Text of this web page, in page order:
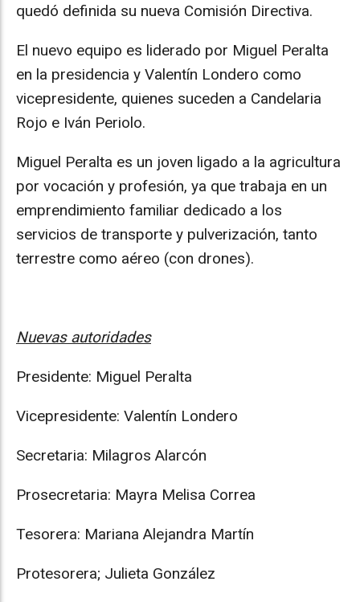
quedó definida su nueva Comisión Directiva.
El nuevo equipo es liderado por Miguel Peralta
en la presidencia y Valentín Londero como
vicepresidente, quienes suceden a Candelaria
Rojo e Iván Periolo.
Miguel Peralta es un joven ligado a la agricultura
por vocación y profesión, ya que trabaja en un
emprendimiento familiar dedicado a los
servicios de transporte y pulverización, tanto
terrestre como aéreo (con drones).
Nuevas autoridades
Presidente: Miguel Peralta
Vicepresidente: Valentín Londero
Secretaria: Milagros Alarcón
Prosecretaria: Mayra Melisa Correa
Tesorera: Mariana Alejandra Martín
Protesorera; Julieta González